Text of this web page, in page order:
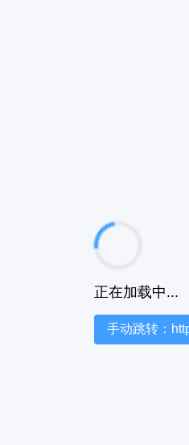
正在加载中...
手动跳转：